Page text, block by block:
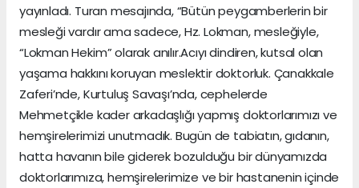
yayınladı. Turan mesajında, “Bütün peygamberlerin bir
mesleği vardır ama sadece, Hz. Lokman, mesleğiyle,
“Lokman Hekim” olarak anılır.Acıyı dindiren, kutsal olan
yaşama hakkını koruyan meslektir doktorluk. Çanakkale
Zaferi’nde, Kurtuluş Savaşı’nda, cephelerde
Mehmetçikle kader arkadaşlığı yapmış doktorlarımızı ve
hemşirelerimizi unutmadık. Bugün de tabiatın, gıdanın,
hatta havanın bile giderek bozulduğu bir dünyamızda
doktorlarımıza, hemşirelerimize ve bir hastanenin içinde